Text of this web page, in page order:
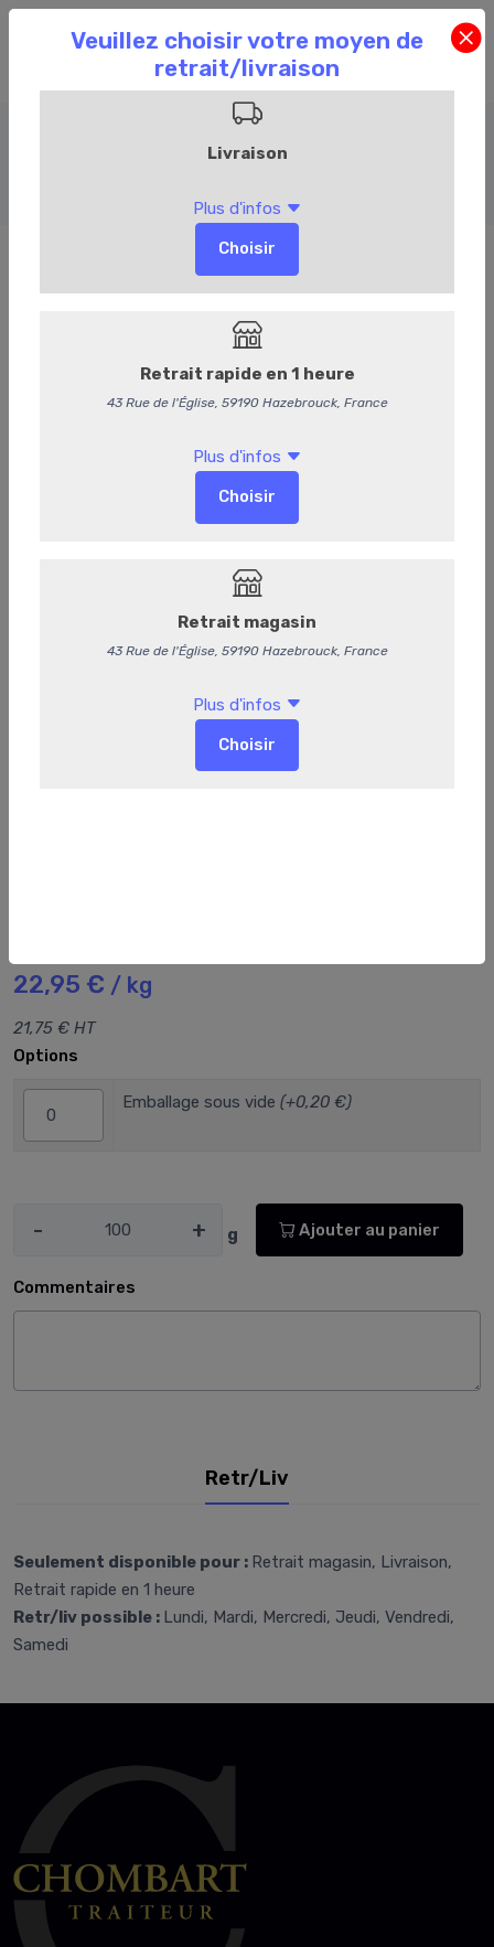
Charcuterie
22,95 € / kg
21,75 € HT
Options
Emballage sous vide (+0,20 €)
- + g Ajouter au panier
Commentaires
Retr/Liv
Seulement disponible pour : Retrait magasin, Livraison,
Retrait rapide en 1 heure
Retr/liv possible : Lundi, Mardi, Mercredi, Jeudi, Vendredi,
Samedi